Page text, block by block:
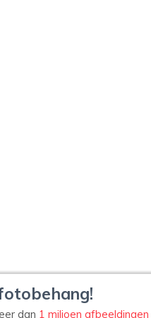
dan 1 miljoen afbeeldingen